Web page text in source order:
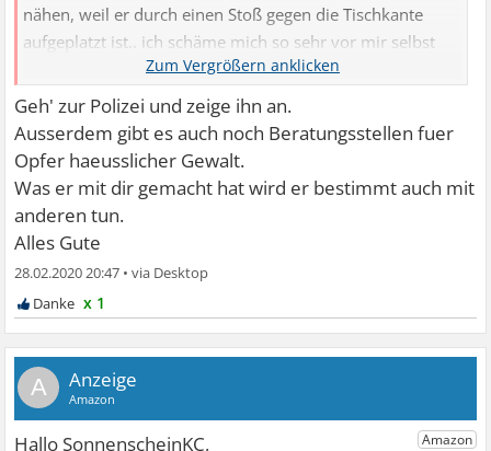
nähen, weil er durch einen Stoß gegen die Tischkante
aufgeplatzt ist.. ich schäme mich so sehr vor mir selbst
und er zeigt wie immer keine Reue und denkt ich hätte es
verdient. Meine Sachen sind nun alle bei meiner Mutter
und ich will nicht mehr zu ihm zurück.
Geh' zur Polizei und zeige ihn an.
Ausserdem gibt es auch noch Beratungsstellen fuer
Opfer haeusslicher Gewalt.
Was er mit dir gemacht hat wird er bestimmt auch mit
anderen tun.
Alles Gute
28.02.2020 20:47 •
x 1
A